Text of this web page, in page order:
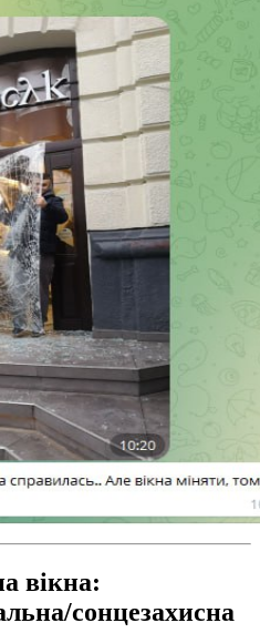
вікна:
сонцезахисна